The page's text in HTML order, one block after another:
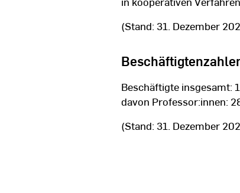
(Stand: 31. Dezember
Beschäftigte insgesamt:
davon Professor:innen:
(Stand: 31. Dezember